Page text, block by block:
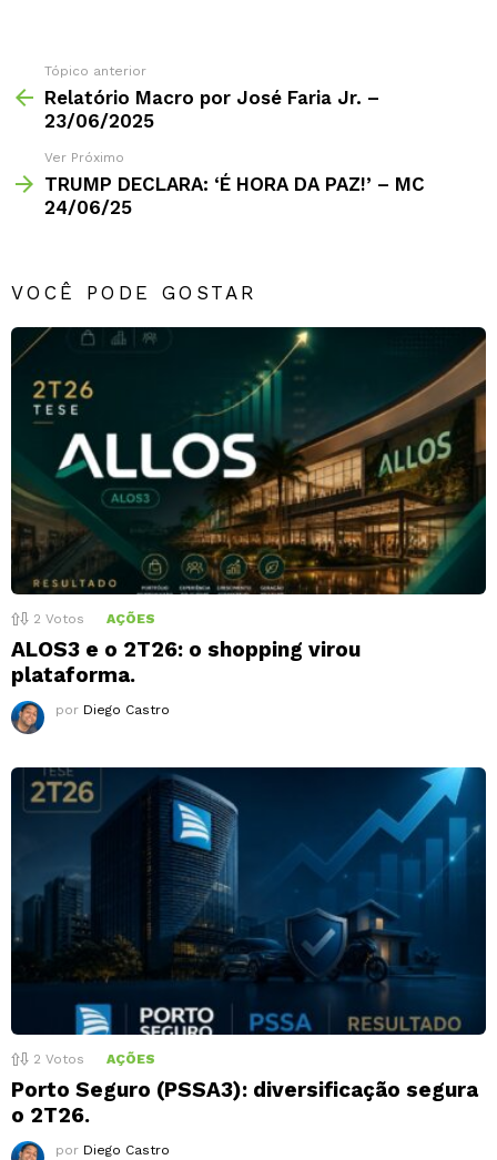
Tópico anterior
Relatório Macro por José Faria Jr. –
23/06/2025
Ver Próximo
TRUMP DECLARA: ‘É HORA DA PAZ!’ – MC
24/06/25
VOCÊ PODE GOSTAR
2 Votos AÇÕES
ALOS3 e o 2T26: o shopping virou
plataforma.
por Diego Castro
2 Votos AÇÕES
Porto Seguro (PSSA3): diversificação segura
o 2T26.
por Diego Castro